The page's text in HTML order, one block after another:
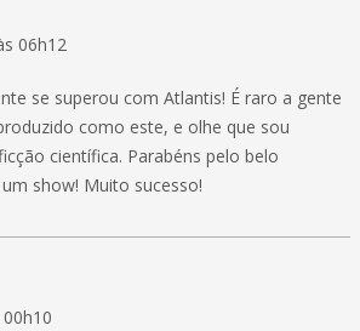
06h12
se superou com Atlantis! É raro a gente
como este, e olhe que sou
científica. Parabéns pelo belo
show! Muito sucesso!